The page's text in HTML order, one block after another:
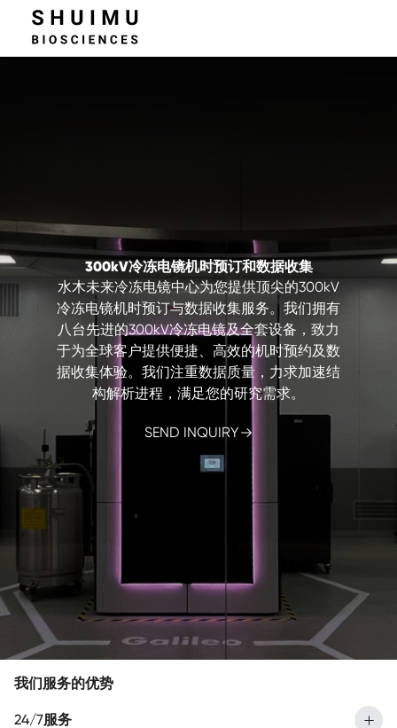
300kV冷冻电镜机时预订和数据收集
水木未来冷冻电镜中心为您提供顶尖的300kV
冷冻电镜机时预订与数据收集服务。我们拥有
八台先进的300kV冷冻电镜及全套设备，致力
于为全球客户提供便捷、高效的机时预约及数
据收集体验。我们注重数据质量，力求加速结
构解析进程，满足您的研究需求。
SEND INQUIRY
我们服务的优势
24/7服务